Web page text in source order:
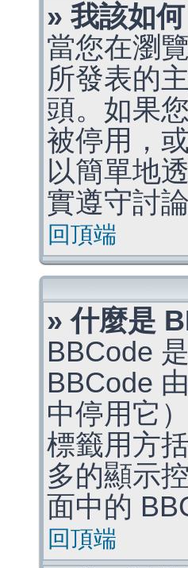
» 我該如
當您在瀏
所發表的
頭。如果
被停用，
以簡單地
實遵守討
回頂端
» 什麼是
BBCode
BBCode
中停用它
標籤用方
多的顯示
面中的
回頂端